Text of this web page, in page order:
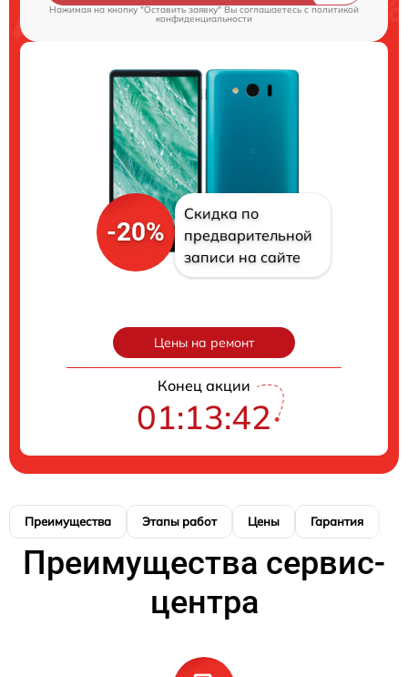
Нажимая на кнопку "Оставить заявку" Вы соглашаетесь cполитикой
конфиденциальности
-20%
Скидка по
предварительной
записи на сайте
Цены на ремонт
Конец акции
01:13:41
Преимущества Этапы работ Цены Гарантия
Преимущества сервис-
центра